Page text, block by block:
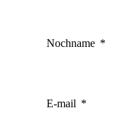
Nochname
E-mail